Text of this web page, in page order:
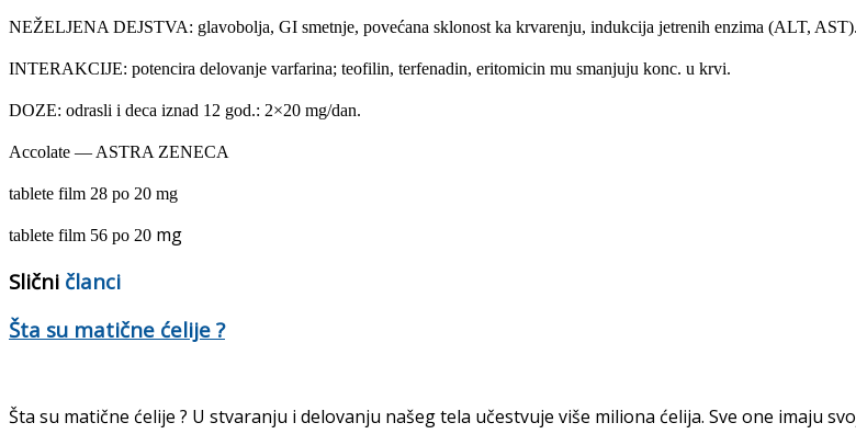
NEŽELJENA DEJSTVA: glavobolja, GI smetnje, povećana sklonost ka krvarenju, indukcija jetrenih enzima (ALT, AST).
INTERAKCIJE: potencira delovanje varfarina; teofilin, terfenadin, eritomicin mu sma­njuju konc. u krvi.
DOZE: odrasli i deca iznad 12 god.: 2×20 mg/dan.
Accolate — ASTRA ZENECA
tablete film 28 po 20 mg
tablete film 56 po 20 mg
Slični članci
Šta su matične ćelije ?
Šta su matične ćelije ? U stvaranju i delovanju našeg tela učestvuje više miliona ćelija. Sve one imaju